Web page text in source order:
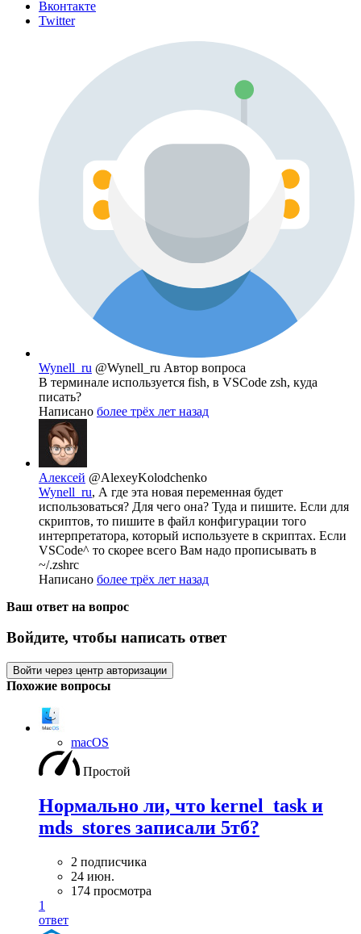
Вконтакте
Twitter
Wynell_ru @Wynell_ru Автор вопроса
В терминале используется fish, в VSCode zsh, куда
писать?
Написано более трёх лет назад
Алексей @AlexeyKolodchenko
Wynell_ru, А где эта новая переменная будет
использоваться? Для чего она? Туда и пишите. Если для
скриптов, то пишите в файл конфигурации того
интерпретатора, который используете в скриптах. Если
VSCode^ то скорее всего Вам надо прописывать в
~/.zshrc
Написано более трёх лет назад
Ваш ответ на вопрос
Войдите, чтобы написать ответ
Войти через центр авторизации
Похожие вопросы
macOS
Простой
Нормально ли, что kernel_task и
mds_stores записали 5тб?
2 подписчика
24 июн.
174 просмотра
1
ответ